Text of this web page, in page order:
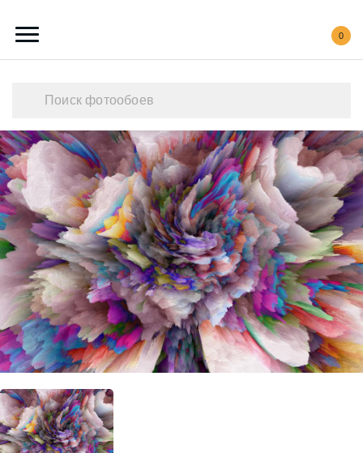
0
Каталог обоев
Наши работы
Создать свои фотообои
Акции
О нас
Контакты
+38 (097) 151 87 57
Избранное